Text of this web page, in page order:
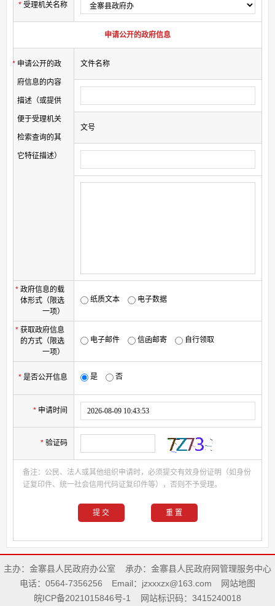
* 受理机关名称
申请公开的政府信息
* 申请公开的政
府信息的内容
描述（或提供
便于受理机关
检索查询的其
它特征描述）
文件名称
文号
* 政府信息的载
体形式（限选
一项）
纸质文本 电子数据
* 获取政府信息
的方式（限选
一项）
电子邮件 信函邮寄 自行领取
* 是否公开信息 是 否
* 申请时间
* 验证码
备注：公民、法人或其他组织申请时，必须提交有效身份证明（如身份
证复印件、统一社会信用代码证复印件等），否则不予受理。
主办：金寨县人民政府办公室
承办：金寨县人民政府网管理服务中心
电话：0564-7356256
Email：jzxxxzx@163.com
网站地图
皖ICP备2021015846号-1
网站标识码：3415240018